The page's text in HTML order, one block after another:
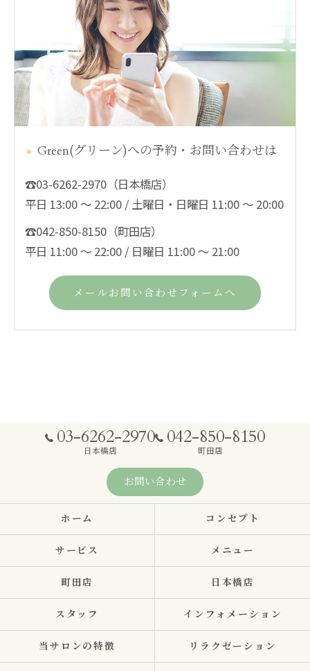
Green(グリーン)への予約・お問い合わせは
☎03-6262-2970（日本橋店）
平日 13:00 ～ 22:00 / 土曜日・日曜日 11:00 ～ 20:00
☎042-850-8150（町田店）
平日 11:00 ～ 22:00 / 日曜日 11:00 ～ 21:00
メールお問い合わせフォームへ
03-6262-2970
日本橋店
042-850-8150
町田店
お問い合わせ
ホーム コンセプト
サービス メニュー
町田店 日本橋店
スタッフ インフォメーション
当サロンの特徴 リラクゼーション